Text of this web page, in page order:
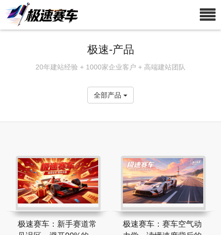
极速-产品
20年建站经验 + 1000家企业客户 + 高端建站团队
全部产品
极速赛车：新手赛道常
极速赛车：赛车空气动